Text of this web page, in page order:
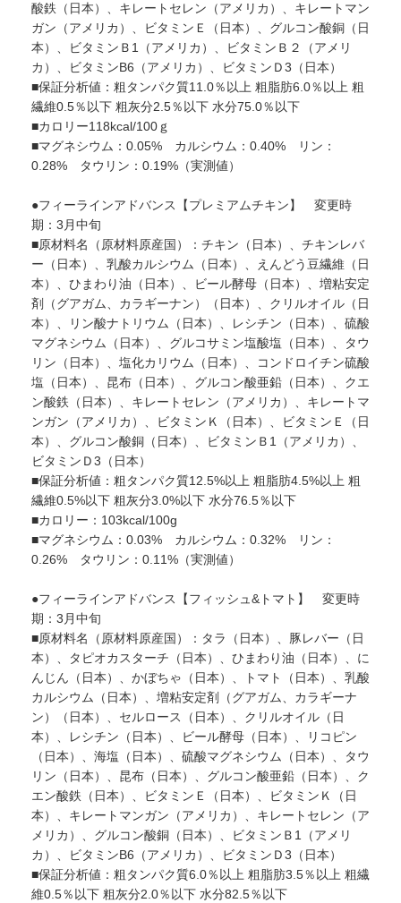
酸鉄（日本）、キレートセレン（アメリカ）、キレートマン
ガン（アメリカ）、ビタミンＥ（日本）、グルコン酸銅（日
本）、ビタミンＢ1（アメリカ）、ビタミンＢ２（アメリ
カ）、ビタミンB6（アメリカ）、ビタミンＤ3（日本）
■保証分析値：粗タンパク質11.0％以上 粗脂肪6.0％以上 粗
繊維0.5％以下 粗灰分2.5％以下 水分75.0％以下
■カロリー118kcal/100ｇ
■マグネシウム：0.05% カルシウム：0.40% リン：
0.28% タウリン：0.19%（実測値）
●フィーラインアドバンス【プレミアムチキン】 変更時
期：3月中旬
■原材料名（原材料原産国）：チキン（日本）、チキンレバ
ー（日本）、乳酸カルシウム（日本）、えんどう豆繊維（日
本）、ひまわり油（日本）、ビール酵母（日本）、増粘安定
剤（グアガム、カラギーナン）（日本）、クリルオイル（日
本）、リン酸ナトリウム（日本）、レシチン（日本）、硫酸
マグネシウム（日本）、グルコサミン塩酸塩（日本）、タウ
リン（日本）、塩化カリウム（日本）、コンドロイチン硫酸
塩（日本）、昆布（日本）、グルコン酸亜鉛（日本）、クエ
ン酸鉄（日本）、キレートセレン（アメリカ）、キレートマ
ンガン（アメリカ）、ビタミンＫ（日本）、ビタミンＥ（日
本）、グルコン酸銅（日本）、ビタミンＢ1（アメリカ）、
ビタミンＤ3（日本）
■保証分析値：粗タンパク質12.5%以上 粗脂肪4.5%以上 粗
繊維0.5%以下 粗灰分3.0%以下 水分76.5％以下
■カロリー：103kcal/100g
■マグネシウム：0.03% カルシウム：0.32% リン：
0.26% タウリン：0.11%（実測値）
●フィーラインアドバンス【フィッシュ&トマト】 変更時
期：3月中旬
■原材料名（原材料原産国）：タラ（日本）、豚レバー（日
本）、タピオカスターチ（日本）、ひまわり油（日本）、に
んじん（日本）、かぼちゃ（日本）、トマト（日本）、乳酸
カルシウム（日本）、増粘安定剤（グアガム、カラギーナ
ン）（日本）、セルロース（日本）、クリルオイル（日
本）、レシチン（日本）、ビール酵母（日本）、リコピン
（日本）、海塩（日本）、硫酸マグネシウム（日本）、タウ
リン（日本）、昆布（日本）、グルコン酸亜鉛（日本）、ク
エン酸鉄（日本）、ビタミンＥ（日本）、ビタミンＫ（日
本）、キレートマンガン（アメリカ）、キレートセレン（ア
メリカ）、グルコン酸銅（日本）、ビタミンＢ1（アメリ
カ）、ビタミンB6（アメリカ）、ビタミンＤ3（日本）
■保証分析値：粗タンパク質6.0％以上 粗脂肪3.5％以上 粗繊
維0.5％以下 粗灰分2.0％以下 水分82.5％以下